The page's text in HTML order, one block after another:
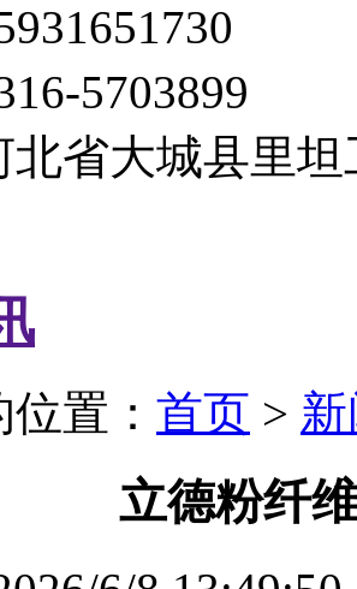
5703899
北省大城县里坦
置： 首页 >
立德粉纤